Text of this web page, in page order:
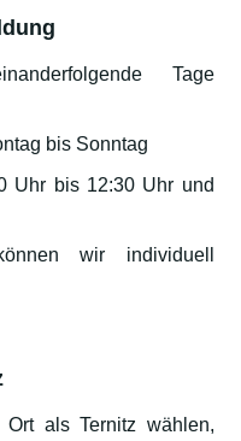
Tage
bis Sonntag
Uhr bis 12:30 Uhr und
wir individuell
als Ternitz wählen,